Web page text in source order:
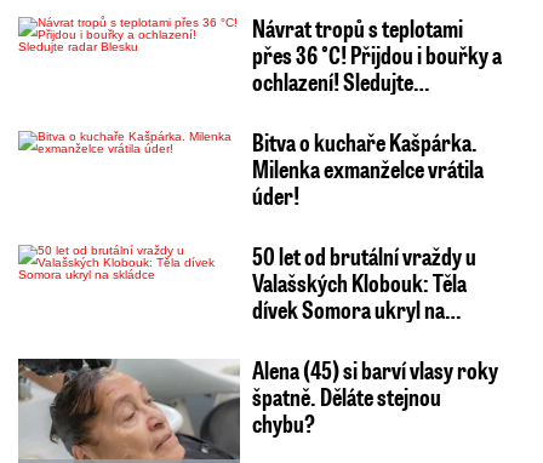
Návrat tropů s teplotami
přes 36 °C! Přijdou i bouřky a
ochlazení! Sledujte…
Bitva o kuchaře Kašpárka.
Milenka exmanželce vrátila
úder!
50 let od brutální vraždy u
Valašských Klobouk: Těla
dívek Somora ukryl na…
Alena (45) si barví vlasy roky
špatně. Děláte stejnou
chybu?